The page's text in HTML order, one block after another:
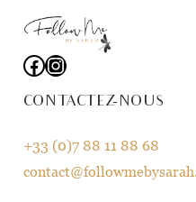
Facebook
Instagram
CONTACTEZ-NOUS
+33 (0)7 88 11 88 68